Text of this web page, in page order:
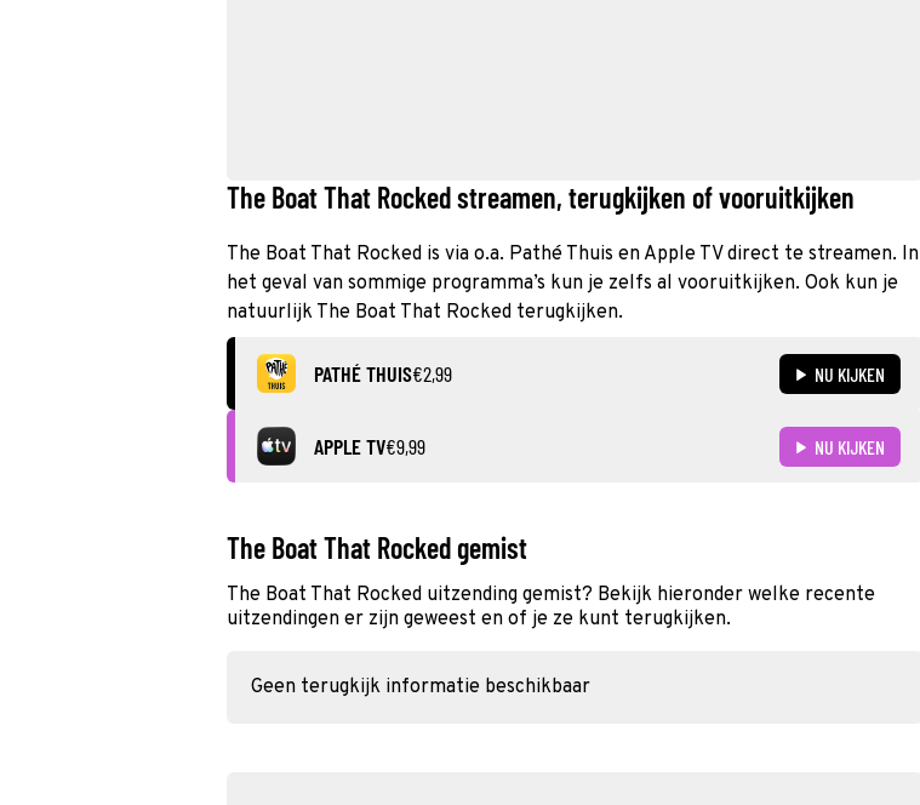
The Boat That Rocked streamen, terugkijken of vooruitkijken
The Boat That Rocked is via o.a. Pathé Thuis en Apple TV direct te streamen. In
het geval van sommige programma’s kun je zelfs al vooruitkijken. Ook kun je
natuurlijk The Boat That Rocked terugkijken.
PATHÉ THUIS€2,99 NU KIJKEN
APPLE TV€9,99 NU KIJKEN
The Boat That Rocked gemist
The Boat That Rocked uitzending gemist? Bekijk hieronder welke recente
uitzendingen er zijn geweest en of je ze kunt terugkijken.
Geen terugkijk informatie beschikbaar